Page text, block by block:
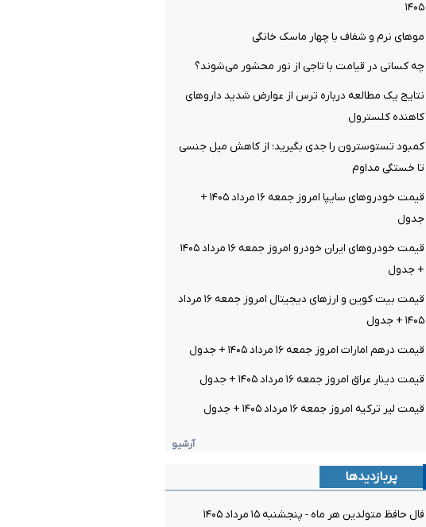
۱۴۰۵
موهای نرم و شفاف با چهار ماسک خانگی
چه کسانی در قیامت با تاجی از نور محشور می‌شوند؟
نتایج یک مطالعه درباره ترس از عوارض شدید داروهای
کاهنده کلسترول
کمبود تستوسترون را جدی بگیرید؛ از کاهش میل جنسی
تا خستگی مداوم
قیمت خودرو‌های سایپا امروز جمعه ۱۶ مرداد ۱۴۰۵ +
جدول
قیمت خودرو‌های ایران خودرو امروز جمعه ۱۶ مرداد ۱۴۰۵
+ جدول
قیمت بیت کوین و ارز‌های دیجیتال امروز جمعه ۱۶ مرداد
۱۴۰۵ + جدول
قیمت درهم امارات امروز جمعه ۱۶ مرداد ۱۴۰۵ + جدول
قیمت دینار عراق امروز جمعه ۱۶ مرداد ۱۴۰۵ + جدول
قیمت لیر ترکیه امروز جمعه ۱۶ مرداد ۱۴۰۵ + جدول
آرشیو
پربازدیدها
فال حافظ متولدین هر ماه - پنجشنبه ۱۵ مرداد ۱۴۰۵